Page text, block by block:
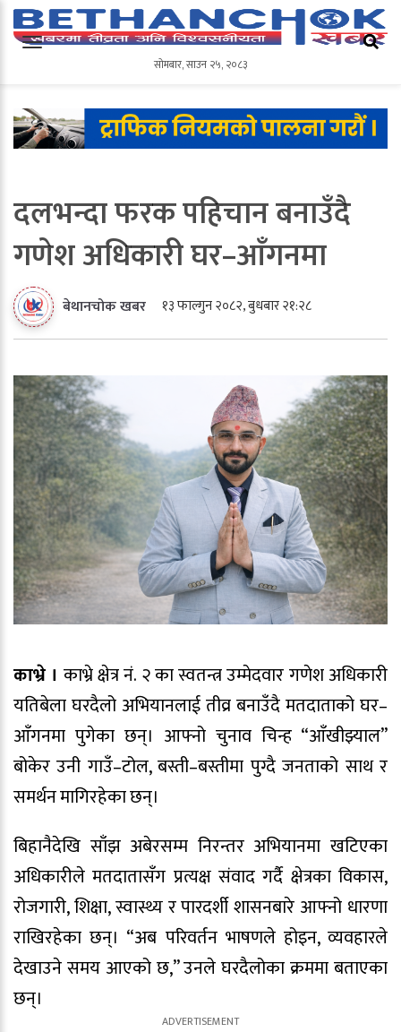
सोमबार,साउन २५,२०८३
सोमबार,साउन २५, २०८३
दलभन्दा फरक पहिचान बनाउँदै
गणेश अधिकारी घर–आँगनमा
बेथानचोक खबर १३ फाल्गुन २०८२, बुधबार २१:२८
काभ्रे । काभ्रे क्षेत्र नं. २ का स्वतन्त्र उम्मेदवार गणेश अधिकारी
यतिबेला घरदैलो अभियानलाई तीव्र बनाउँदै मतदाताको घर–
आँगनमा पुगेका छन्। आफ्नो चुनाव चिन्ह “आँखीझ्याल”
बोकेर उनी गाउँ–टोल, बस्ती–बस्तीमा पुग्दै जनताको साथ र
समर्थन मागिरहेका छन्।
बिहानैदेखि साँझ अबेरसम्म निरन्तर अभियानमा खटिएका
अधिकारीले मतदातासँग प्रत्यक्ष संवाद गर्दै क्षेत्रका विकास,
रोजगारी, शिक्षा, स्वास्थ्य र पारदर्शी शासनबारे आफ्नो धारणा
राखिरहेका छन्। “अब परिवर्तन भाषणले होइन, व्यवहारले
देखाउने समय आएको छ,” उनले घरदैलोका क्रममा बताएका
छन्।